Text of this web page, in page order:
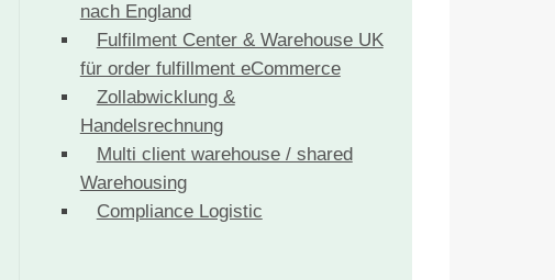
nach England
Fulfilment Center & Warehouse UK
für order fulfillment eCommerce
Zollabwicklung &
Handelsrechnung
Multi client warehouse / shared
Warehousing
Compliance Logistic